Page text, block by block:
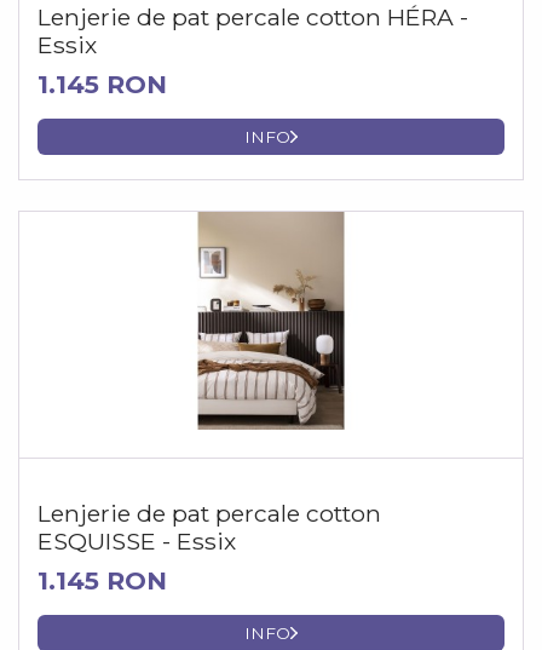
Lenjerie de pat percale cotton HÉRA -
Essix
1.145 RON
INFO
Lenjerie de pat percale cotton
ESQUISSE - Essix
1.145 RON
INFO